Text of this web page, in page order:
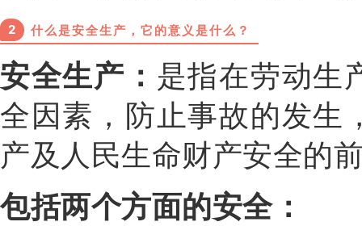
2 什么是安全生产，它的意义是什么？
安全生产： 是指在劳动生
全因素，防止事故的发生
产及人民生命财产安全的
包括两个方面的安全：